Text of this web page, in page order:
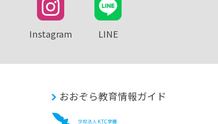
Instagram LINE
おおぞら教育情報ガイド